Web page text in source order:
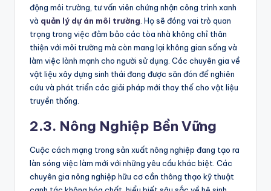
động môi trường, tư vấn viên chứng nhận công trình xanh
và quản lý dự án môi trường. Họ sẽ đóng vai trò quan
trọng trong việc đảm bảo các tòa nhà không chỉ thân
thiện với môi trường mà còn mang lại không gian sống và
làm việc lành mạnh cho người sử dụng. Các chuyên gia về
vật liệu xây dựng sinh thái đang được săn đón để nghiên
cứu và phát triển các giải pháp mới thay thế cho vật liệu
truyền thống.
2.3. Nông Nghiệp Bền Vững
Cuộc cách mạng trong sản xuất nông nghiệp đang tạo ra
làn sóng việc làm mới với những yêu cầu khác biệt. Các
chuyên gia nông nghiệp hữu cơ cần thông thạo kỹ thuật